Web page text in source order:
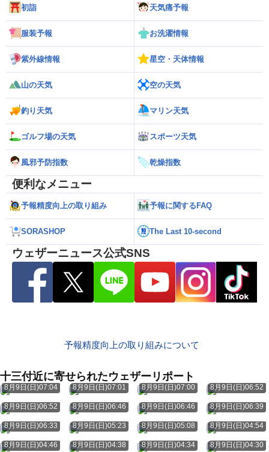
初詣 天気痛予報
服装予報 お洗濯情報
紫外線情報 星空・天体情報
山の天気 空の天気
釣り天気 マリン天気
ゴルフ場の天気 スポーツ天気
風邪予防指数 乾燥指数
便利なメニュー
予報精度向上の取り組み 予報に関するFAQ
SORASHOP The Last 10-second
ウェザーニュース公式SNS
予報精度向上の取り組みについて
十三付近に寄せられたウェザーリポート
8月9日(日)07:04 8月9日(日)07:01 8月9日(日)07:00 8月9日(日)06:52
8月9日(日)06:52 8月9日(日)06:46 8月9日(日)06:46 8月9日(日)06:39
8月9日(日)06:33 8月9日(日)05:23 8月9日(日)05:08 8月9日(日)04:54
8月9日(日)04:46 8月9日(日)04:38 8月9日(日)04:34 8月9日(日)04:30